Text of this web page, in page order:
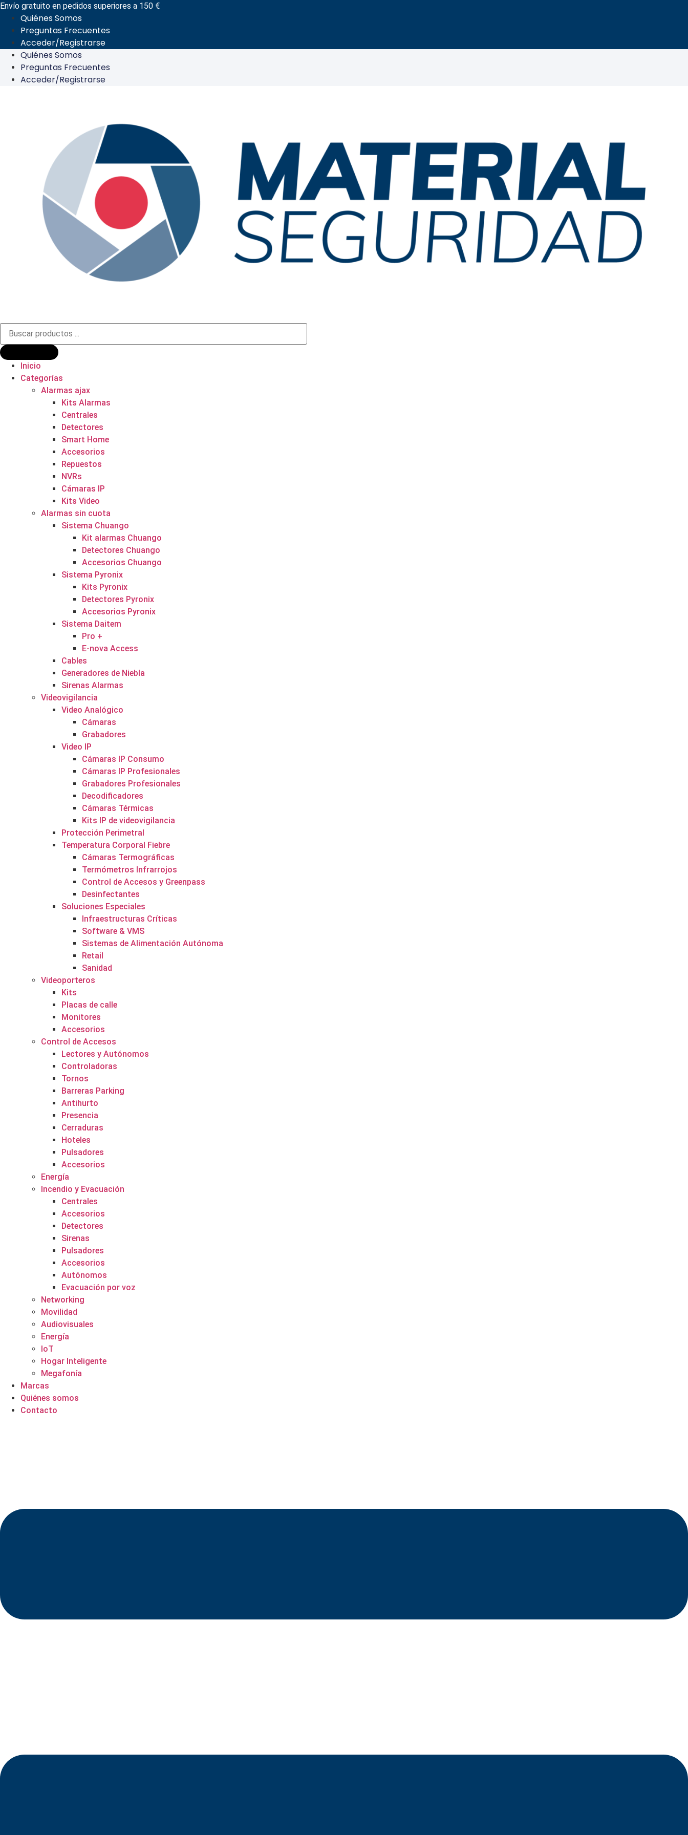
Ir
contenido
Envío gratuito en pedidos superiores a 150 €
Quiénes Somos
Preguntas Frecuentes
Acceder/Registrarse
Quiénes Somos
Preguntas Frecuentes
Acceder/Registrarse
Búsqueda
productos
Inicio
Categorías
Alarmas ajax
Kits Alarmas
Centrales
Detectores
Smart Home
Accesorios
Repuestos
NVRs
Cámaras IP
Kits Video
Alarmas sin cuota
Sistema Chuango
Kit alarmas Chuango
Detectores Chuango
Accesorios Chuango
Sistema Pyronix
Kits Pyronix
Detectores Pyronix
Accesorios Pyronix
Sistema Daitem
Pro +
E-nova Access
Cables
Generadores de Niebla
Sirenas Alarmas
Videovigilancia
Video Analógico
Cámaras
Grabadores
Video IP
Cámaras IP Consumo
Cámaras IP Profesionales
Grabadores Profesionales
Decodificadores
Cámaras Térmicas
Kits IP de videovigilancia
Protección Perimetral
Temperatura Corporal Fiebre
Cámaras Termográficas
Termómetros Infrarrojos
Control de Accesos y Greenpass
Desinfectantes
Soluciones Especiales
Infraestructuras Críticas
Software & VMS
Sistemas de Alimentación Autónoma
Retail
Sanidad
Videoporteros
Kits
Placas de calle
Monitores
Accesorios
Control de Accesos
Lectores y Autónomos
Controladoras
Tornos
Barreras Parking
Antihurto
Presencia
Cerraduras
Hoteles
Pulsadores
Accesorios
Energía
Incendio y Evacuación
Centrales
Accesorios
Detectores
Sirenas
Pulsadores
Accesorios
Autónomos
Evacuación por voz
Networking
Movilidad
Audiovisuales
Energía
IoT
Hogar Inteligente
Megafonía
Marcas
Quiénes somos
Contacto